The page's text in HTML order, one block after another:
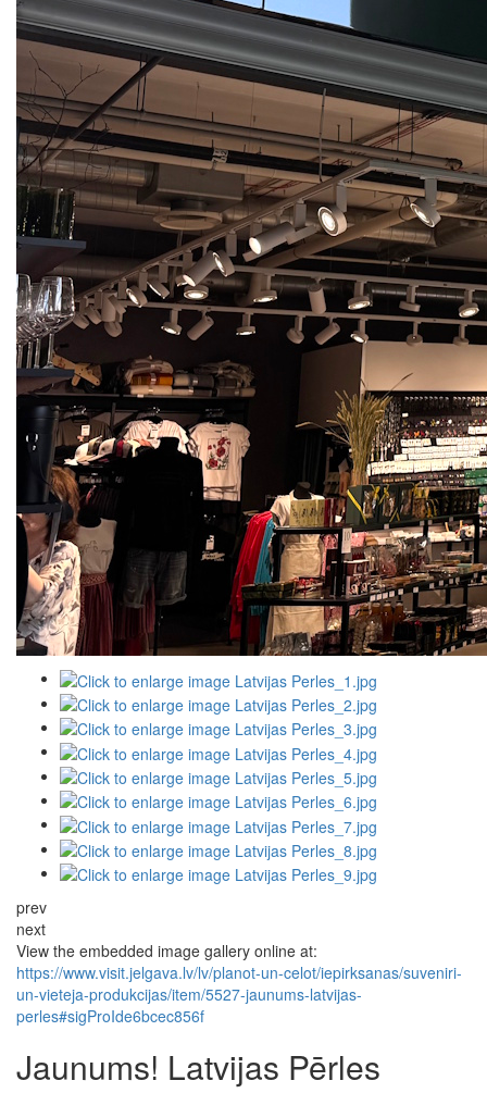
prev
next
View the embedded image gallery online at:
https://www.visit.jelgava.lv/lv/planot-un-celot/iepirksanas/suveniri-
un-vieteja-produkcijas/item/5527-jaunums-latvijas-
perles#sigProIde6bcec856f
Jaunums! Latvijas Pērles